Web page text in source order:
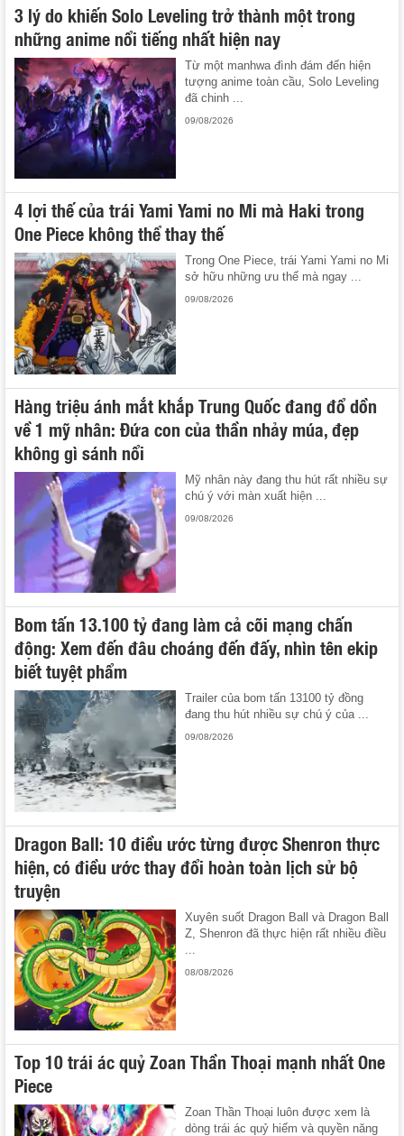
3 lý do khiến Solo Leveling trở thành một trong
những anime nổi tiếng nhất hiện nay
Từ một manhwa đình đám đến hiện
tượng anime toàn cầu, Solo Leveling
đã chinh ...
09/08/2026
4 lợi thế của trái Yami Yami no Mi mà Haki trong
One Piece không thể thay thế
Trong One Piece, trái Yami Yami no Mi
sở hữu những ưu thế mà ngay ...
09/08/2026
Hàng triệu ánh mắt khắp Trung Quốc đang đổ dồn
về 1 mỹ nhân: Đứa con của thần nhảy múa, đẹp
không gì sánh nổi
Mỹ nhân này đang thu hút rất nhiều sự
chú ý với màn xuất hiện ...
09/08/2026
Bom tấn 13.100 tỷ đang làm cả cõi mạng chấn
động: Xem đến đâu choáng đến đấy, nhìn tên ekip
biết tuyệt phẩm
Trailer của bom tấn 13100 tỷ đồng
đang thu hút nhiều sự chú ý của ...
09/08/2026
Dragon Ball: 10 điều ước từng được Shenron thực
hiện, có điều ước thay đổi hoàn toàn lịch sử bộ
truyện
Xuyên suốt Dragon Ball và Dragon Ball
Z, Shenron đã thực hiện rất nhiều điều
08/08/2026
Top 10 trái ác quỷ Zoan Thần Thoại mạnh nhất One
Piece
Zoan Thần Thoại luôn được xem là
dòng trái ác quỷ hiếm và quyền năng